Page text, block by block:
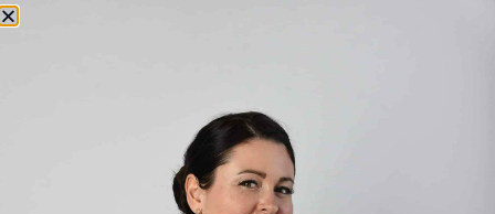
A gyógyító bogáncsok
2021.02.22.